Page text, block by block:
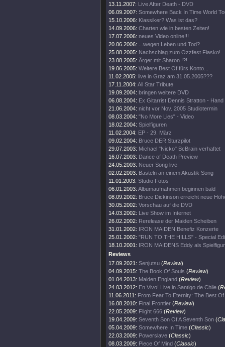
13.11.2007: Live After Death - DVD
06.09.2007: Somewhere Back In Time World
15.10.2006: Klassiker? Was ist das?
14.09.2006: Charten wie in besten Zeiten!
17.07.2006: neues Video online!!!
20.06.2006:
...wegen Leben und Tod?
25.08.2005: Nachschlag zum Ozzfest Fiasko!
23.08.2005: Ärger mit Sharon !?!
19.06.2005: Weitere Best Of fürs Konto...
11.02.2005: live in Graz am 31.05.2005???
17.11.2004: All Star Tribute
19.09.2004: bringen weitere DVD
06.08.2004: Ex Gitarrist Dennis Stratton -
21.06.2004: nicht vor Nov. 2005 Studiotermin
08.03.2004: "No More Lies" - Video
18.02.2004: Spielfiguren
11.02.2004: EP - 29. März
09.02.2004: Bruce DER Sturzpilot
29.07.2003: Michael "Nicko" BcBrain verhaftet
16.07.2003: Dance of Death Preview
24.05.2003: Neuer Song live
02.02.2003: Basteln an einem Akustik Song
11.01.2003: Studio Fotos
06.01.2003: Albumaufnahmen beginnen bald
08.09.2002: Bruce Dickinson erreicht neue
30.05.2002: Vorschau auf die DVD
14.03.2002: Live Show im Internet
26.02.2002: Rerelease der Maiden Scheiben
31.01.2002: IRON MAIDEN Benefiz Konzerte
25.01.2002: "RUN TO THE HILLS" - Special
18.10.2001: IRON MAIDENS Eddy als Spielfigur
Reviews
17.09.2021: Senjutsu (Review)
04.09.2015: The Book Of Souls (Review)
01.04.2013: Maiden England (Review)
24.03.2012: En Vivo! Live in Santigo de Chile (
11.06.2011: From Fear To Eternity: The Best
16.08.2010: Final Frontier (Review)
22.05.2009: Flight 666 (Review)
19.04.2009: Seventh Son Of A Seventh Son (
05.04.2009: Somewhere In Time (Classic)
22.03.2009: Powerslave (Classic)
08.03.2009: Piece Of Mind (Classic)